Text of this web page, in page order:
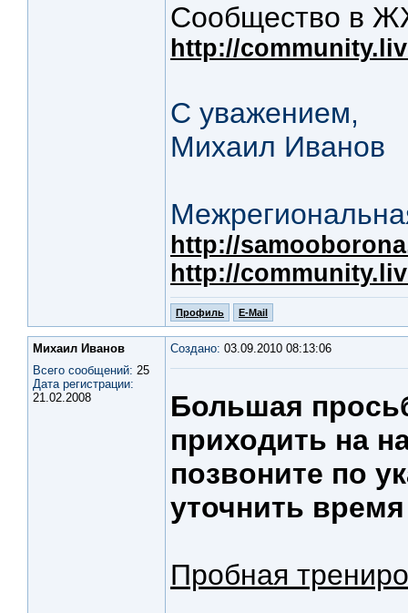
Сообщество в
http://
С уважением,
Михаил Иванов
http://
http://
Профиль E-Mail
Михаил Иванов
Всего сообщений: 25
Дата регистрации:
21.02.2008
Создано: 03.09.2010 08:13:06
Большая
приходить на
позвоните по
уточнить
Пробная